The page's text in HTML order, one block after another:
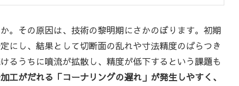
。その原因は、技術の黎明期にさかのぼります。初期
にし、結果として切断面の乱れや寸法精度のばらつき
るうちに噴流が拡散し、精度が低下するという課題も
がだれる「コーナリングの遅れ」が発生しやすく、